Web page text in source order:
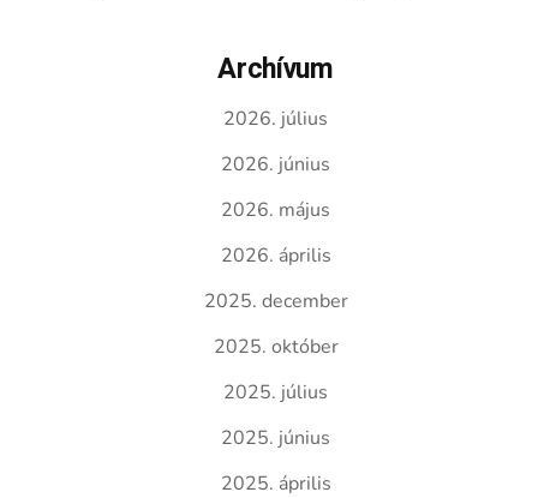
Archívum
2026. július
2026. június
2026. május
2026. április
2025. december
2025. október
2025. július
2025. június
2025. április